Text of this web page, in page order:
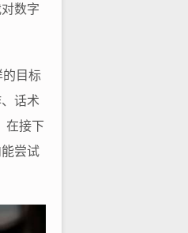
数字
的目标
话术
在接下
尝试